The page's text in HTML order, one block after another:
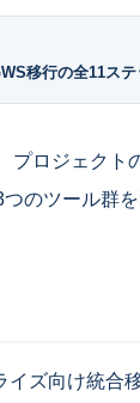
移行の全11ステ
プロジェク
のツール群を
ズ向け統合